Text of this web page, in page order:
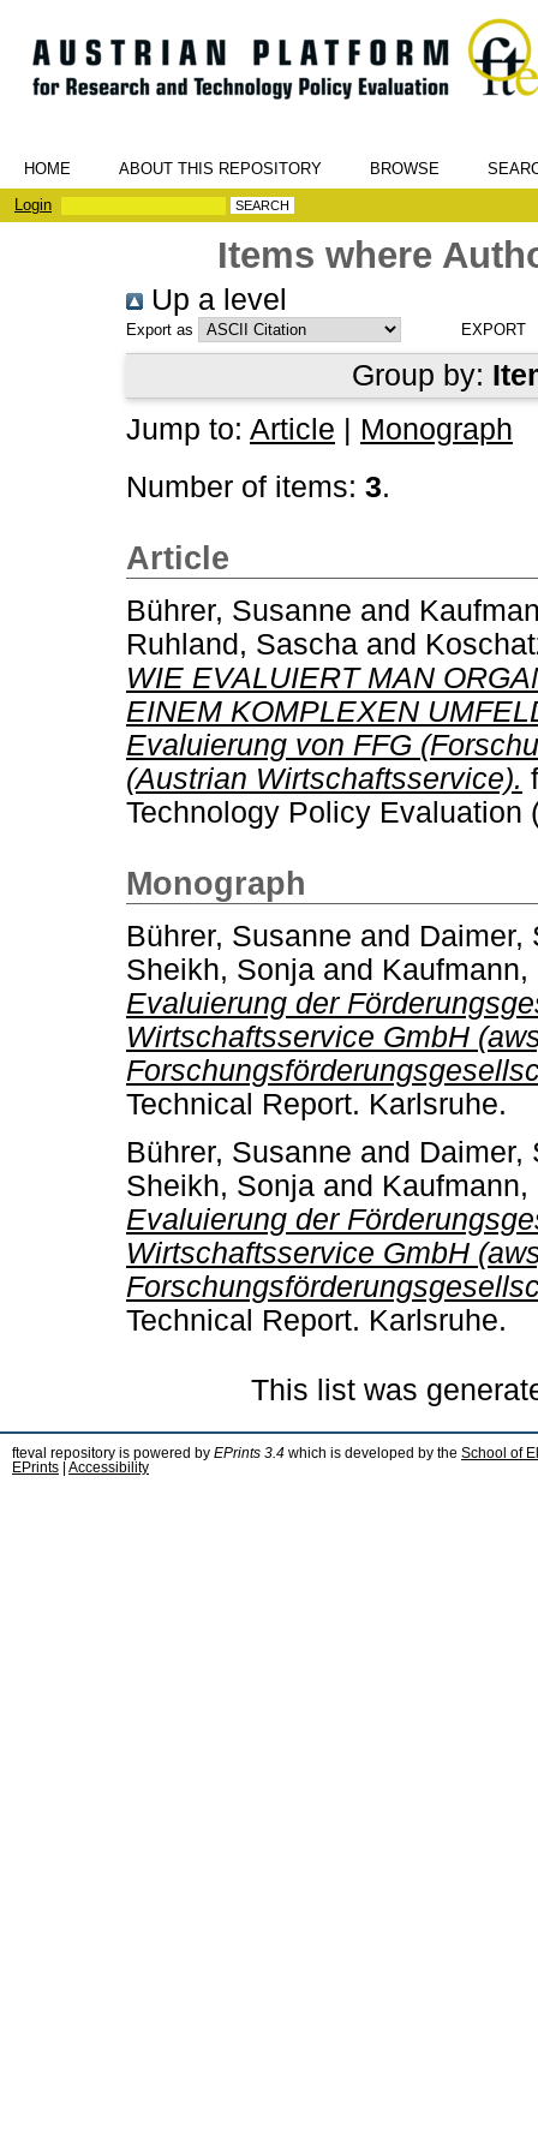
HOME ABOUT THIS REPOSITORY BROWSE
Login
Items where
Up a level
Export as
Group by:
Jump to: Article
Monograph
Number of items: 3.
Article
Bührer, Susanne and
Ruhland, Sascha and
WIE EVALUIERT MAN
EINEM KOMPLEXEN
Evaluierung von FFG
(Austrian Wirtschaftsservice).
Technology Policy Evaluation
Monograph
Bührer, Susanne and Daimer,
Sheikh, Sonja and Kaufmann,
Evaluierung der
Wirtschaftsservice GmbH
Technical Report. Karlsruhe.
Bührer, Susanne and Daimer,
Sheikh, Sonja and Kaufmann,
Evaluierung der
Wirtschaftsservice GmbH
Technical Report. Karlsruhe.
This list was
fteval repository is powered by EPrints 3.4 which is developed by the School of
EPrints
Accessibility